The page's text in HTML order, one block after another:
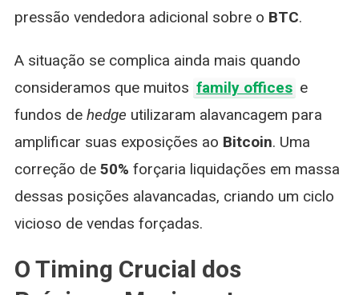
pressão vendedora adicional sobre o BTC.
A situação se complica ainda mais quando
consideramos que muitos family offices e
fundos de hedge utilizaram alavancagem para
amplificar suas exposições ao Bitcoin. Uma
correção de 50% forçaria liquidações em massa
dessas posições alavancadas, criando um ciclo
vicioso de vendas forçadas.
O Timing Crucial dos